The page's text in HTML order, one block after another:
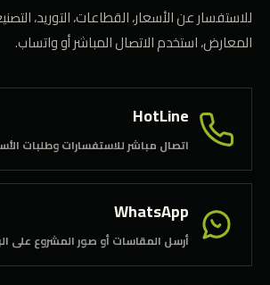
للاستفسار عن الأسعار، القطاعات، التوريد،
المعارض، استخدم الاتصال المباشر أو واتساب.
HotLine
اتصال مباشر للاستفسارات وطلبات
WhatsApp
أرسل المقاسات أو صور المشروع على